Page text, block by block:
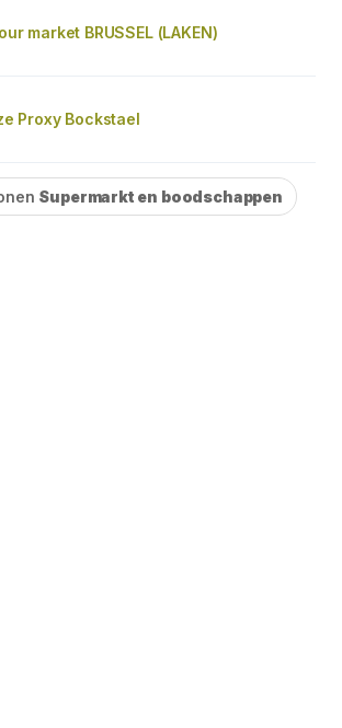
market BRUSSEL (LAKEN)
Proxy Bockstael
Supermarkt en boodschappen